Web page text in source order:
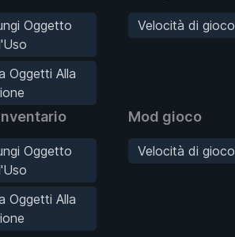
Oggetto
Oggetti Alla
Velocità di gioco
Oggetto
Oggetti Alla
Mod gioco
Velocità di gioco